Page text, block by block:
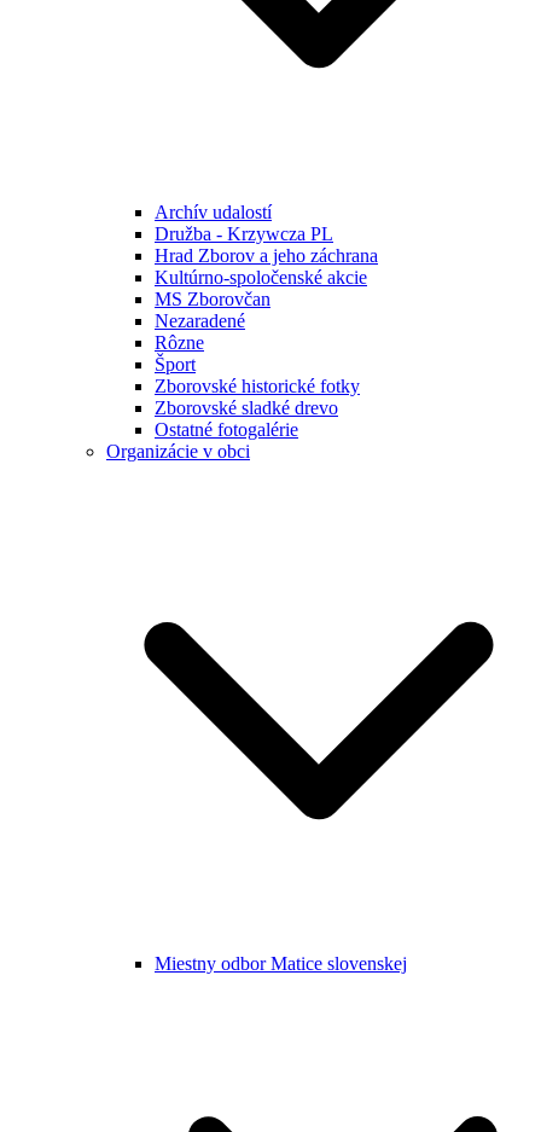
Archív udalostí
Družba - Krzywcza PL
Hrad Zborov a jeho záchrana
Kultúrno-spoločenské akcie
MS Zborovčan
Nezaradené
Rôzne
Šport
Zborovské historické fotky
Zborovské sladké drevo
Ostatné fotogalérie
Organizácie v obci
Miestny odbor Matice slovenskej